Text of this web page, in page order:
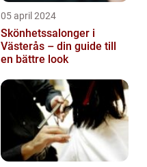
05 april 2024
Skönhetssalonger i
Västerås – din guide till
en bättre look